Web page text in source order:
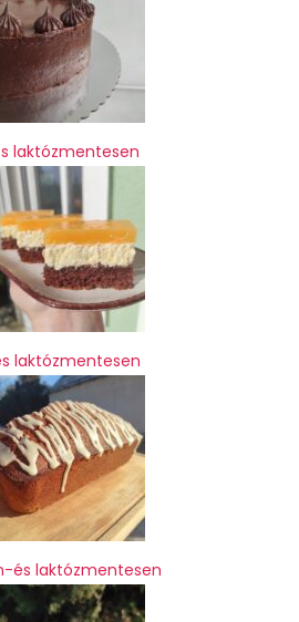
laktózmentesen
laktózmentesen
és laktózmentesen